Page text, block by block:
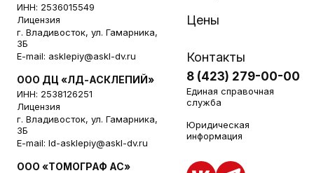
ИНН: 2536015549
Лицензия
г. Владивосток, ул. Гамарника,
3Б
E-mail: asklepiy@askl-dv.ru
ООО ДЦ «ЛД-АСКЛЕПИЙ»
ИНН: 2538126251
Лицензия
г. Владивосток, ул. Гамарника,
3Б
E-mail: ld-asklepiy@askl-dv.ru
ООО «ТОМОГРАФ АС»
Цены
Контакты
8 (423) 279-00-00
Единая справочная
служба
Юридическая
информация